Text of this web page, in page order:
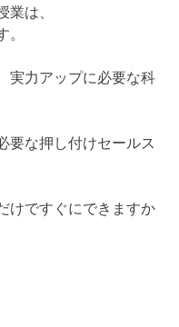
業は、
。
実力アップに必要な科
要な押し付けセールス
けですぐにできますか